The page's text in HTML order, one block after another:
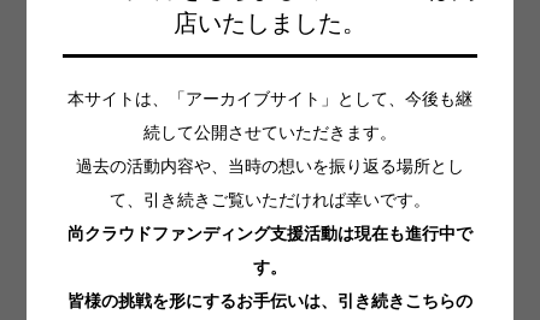
2022年7月21日(木)22:00以降のキャンセル時は、キャンセル料
2,000円を頂戴します。ご了承下さい。
(各種手配の都合上)
店いたしました。
本サイトは、「アーカイブサイト」として、今後も継
続して公開させていただきます。
過去の活動内容や、当時の想いを振り返る場所とし
て、引き続きご覧いただければ幸いです。
尚クラウドファンディング支援活動は現在も進行中で
す。
皆様の挑戦を形にするお手伝いは、引き続きこちらの
Tweet Share
Hatena Pocket